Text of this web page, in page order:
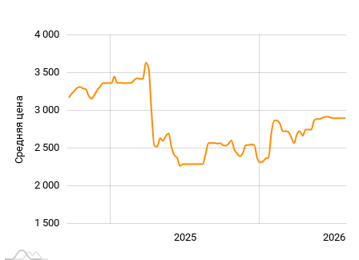
Средняя цена
1 500
2 000
2 500
3 000
3 500
4 000
2025 2026